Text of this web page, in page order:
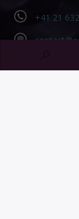
+41 21